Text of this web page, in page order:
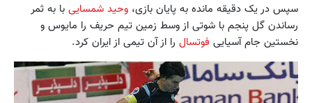
سپس در یک دقیقه مانده به پایان بازی، وحید شمسایی با به ثمر
رساندن گل پنجم با شوتی از وسط زمین تیم حریف را مایوس و
نخستین جام آسیایی فوتسال را از‌ آن تیمی از ایران کرد.